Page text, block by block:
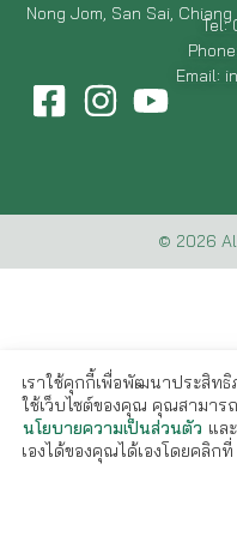
Nong Jom, San Sai,
Tel:
Email:
© 2026
เราใช้คุกกี้เพื่อพัฒนาประสิท
ใช้เว็บไซต์ของคุณ คุณสามาร
นโยบายความเป็นส่วนตัว แล
เองได้ของคุณได้เองโดยคลิกที่